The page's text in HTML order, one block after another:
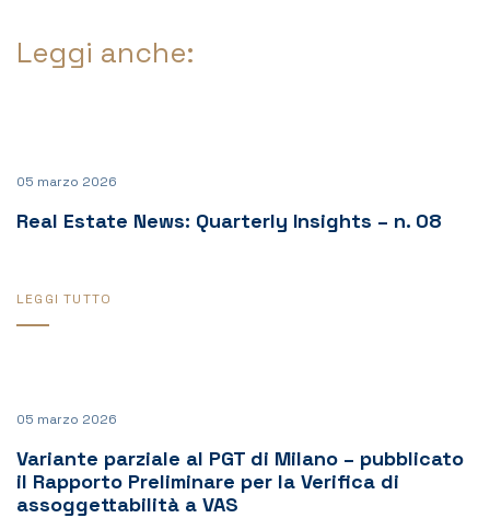
Leggi anche:
05 marzo 2026
Real Estate News: Quarterly Insights – n. 08
LEGGI TUTTO
05 marzo 2026
Variante parziale al PGT di Milano – pubblicato
il Rapporto Preliminare per la Verifica di
assoggettabilità a VAS